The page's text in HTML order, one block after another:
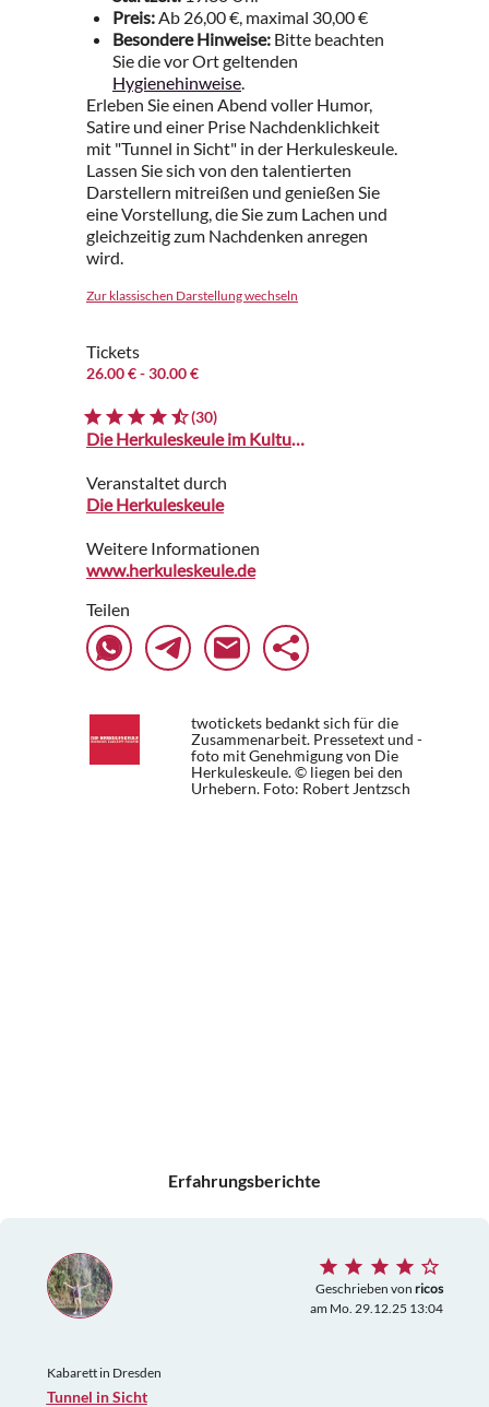
Preis:Ab 26,00 €, maximal 30,00 €
Besondere Hinweise: Bitte beachten
Sie die vor Ort geltenden
Hygienehinweise.
Erleben Sie einen Abend voller Humor,
Satire und einer Prise Nachdenklichkeit
mit "Tunnel in Sicht" in der Herkuleskeule.
Lassen Sie sich von den talentierten
Darstellern mitreißen und genießen Sie
eine Vorstellung, die Sie zum Lachen und
gleichzeitig zum Nachdenken anregen
wird.
Zur klassischen Darstellung wechseln
Tickets
26.00 €- 30.00 €
(30)
Die Herkuleskeule im Kulturpalast
Veranstaltet durch
Die Herkuleskeule
Weitere Informationen
www.herkuleskeule.de
Teilen
twotickets bedankt sich für die
Zusammenarbeit. Pressetext und -
foto mit Genehmigung von Die
Herkuleskeule. © liegen bei den
Urhebern. Foto: Robert Jentzsch
Erfahrungsberichte
Geschrieben von ricos
am Mo. 29.12.25 13:04
Kabarett in Dresden
Tunnel in Sicht